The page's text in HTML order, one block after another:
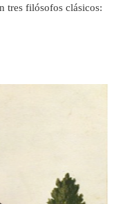
tres filósofos clásicos: